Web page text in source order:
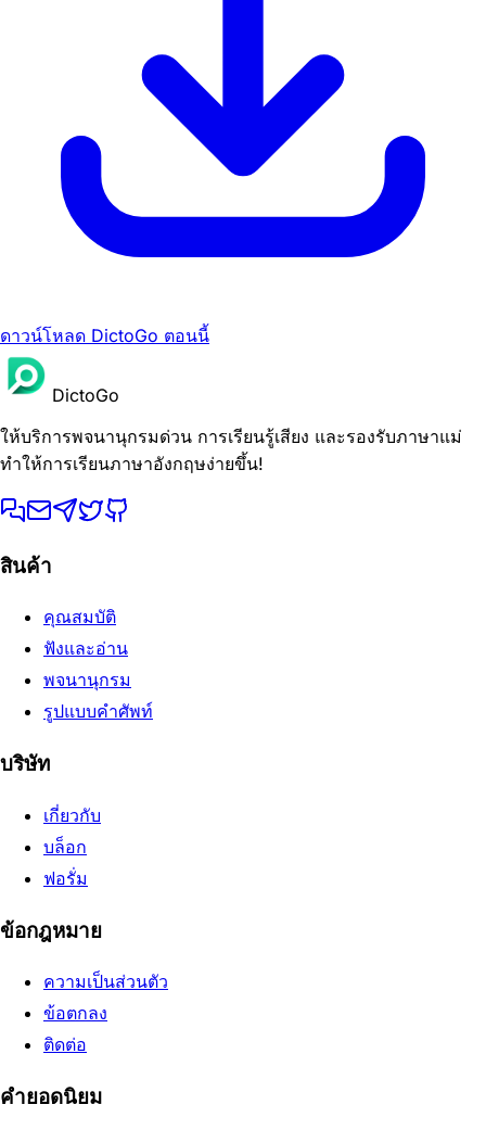
ดาวน์โหลด DictoGo ตอนนี้
DictoGo
ให้บริการพจนานุกรมด่วน การเรียนรู้เสียง และรองรับภาษาแม่
ทำให้การเรียนภาษาอังกฤษง่ายขึ้น!
สินค้า
คุณสมบัติ
ฟังและอ่าน
พจนานุกรม
รูปแบบคำศัพท์
บริษัท
เกี่ยวกับ
บล็อก
ฟอรั่ม
ข้อกฎหมาย
ความเป็นส่วนตัว
ข้อตกลง
ติดต่อ
คำยอดนิยม